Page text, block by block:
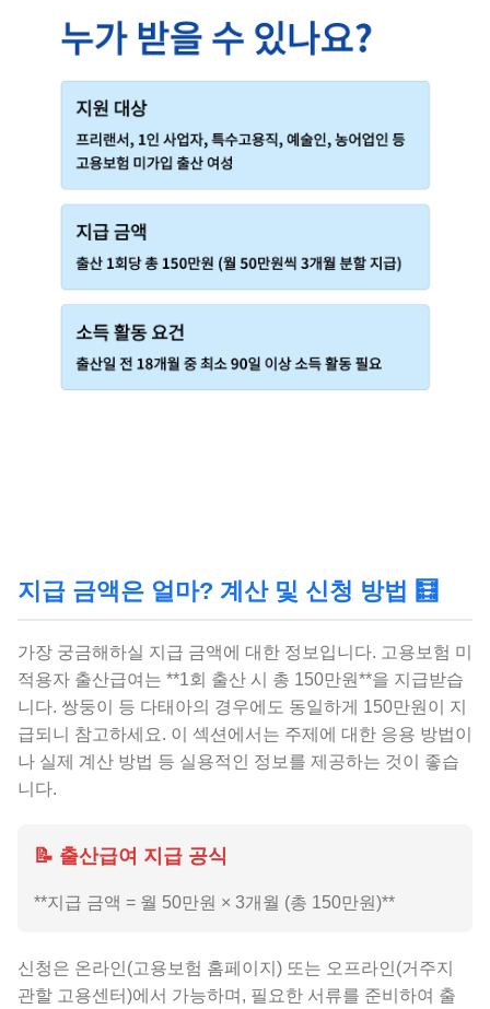
지급 금액은 얼마? 계산 및 신청 방법 🧮
가장 궁금해하실 지급 금액에 대한 정보입니다. 고용보험 미
적용자 출산급여는 **1회 출산 시 총 150만원**을 지급받습
니다. 쌍둥이 등 다태아의 경우에도 동일하게 150만원이 지
급되니 참고하세요. 이 섹션에서는 주제에 대한 응용 방법이
나 실제 계산 방법 등 실용적인 정보를 제공하는 것이 좋습
니다.
📝 출산급여 지급 공식
**지급 금액 = 월 50만원 × 3개월 (총 150만원)**
신청은 온라인(고용보험 홈페이지) 또는 오프라인(거주지
관할 고용센터)에서 가능하며, 필요한 서류를 준비하여 출